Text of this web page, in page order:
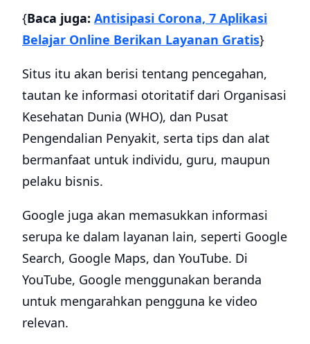
{Baca juga: Antisipasi Corona, 7 Aplikasi
Belajar Online Berikan Layanan Gratis}
Situs itu akan berisi tentang pencegahan,
tautan ke informasi otoritatif dari Organisasi
Kesehatan Dunia (WHO), dan Pusat
Pengendalian Penyakit, serta tips dan alat
bermanfaat untuk individu, guru, maupun
pelaku bisnis.
Google juga akan memasukkan informasi
serupa ke dalam layanan lain, seperti Google
Search, Google Maps, dan YouTube. Di
YouTube, Google menggunakan beranda
untuk mengarahkan pengguna ke video
relevan.